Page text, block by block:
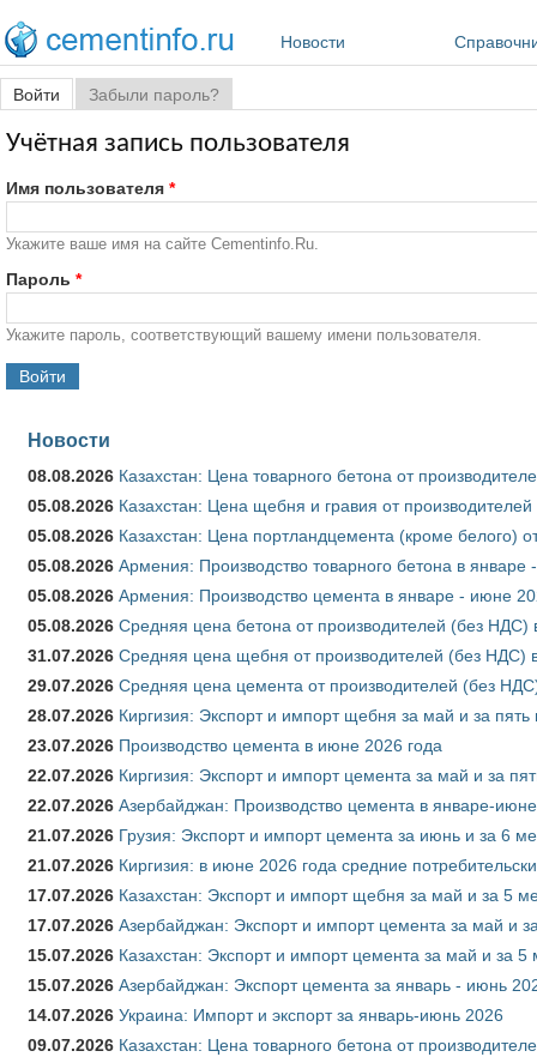
Новости
Главные вкладки
Войти (активная вкладка)
Забыли пароль?
Учётная запись пользователя
Имя пользователя *
Укажите ваше имя на сайте Cementinfo.Ru.
Пароль *
Укажите пароль, соответствующий вашему имени пользователя.
Новости
08.08.2026 Казахстан: Цена товарного бетона от
05.08.2026 Казахстан: Цена щебня и гравия от
05.08.2026 Казахстан: Цена портландцемента (кроме белого)
05.08.2026 Армения: Производство товарного бетона в январе
05.08.2026 Армения: Производство цемента в январе - июне
05.08.2026 Средняя цена бетона от производителей (без НДС)
31.07.2026 Средняя цена щебня от производителей (без НДС)
29.07.2026 Средняя цена цемента от производителей (без
28.07.2026 Киргизия: Экспорт и импорт щебня за май и за
23.07.2026 Производство цемента в июне 2026 года
22.07.2026 Киргизия: Экспорт и импорт цемента за май и за
22.07.2026 Азербайджан: Производство цемента в январе-
21.07.2026 Грузия: Экспорт и импорт цемента за июнь и за 6
21.07.2026 Киргизия: в июне 2026 года средние
17.07.2026 Казахстан: Экспорт и импорт щебня за май и за 5
17.07.2026 Азербайджан: Экспорт и импорт цемента за май и
15.07.2026 Казахстан: Экспорт и импорт цемента за май и за
15.07.2026 Азербайджан: Экспорт цемента за январь - июнь
14.07.2026 Украина: Импорт и экспорт за январь-июнь 2026
09.07.2026 Казахстан: Цена товарного бетона от